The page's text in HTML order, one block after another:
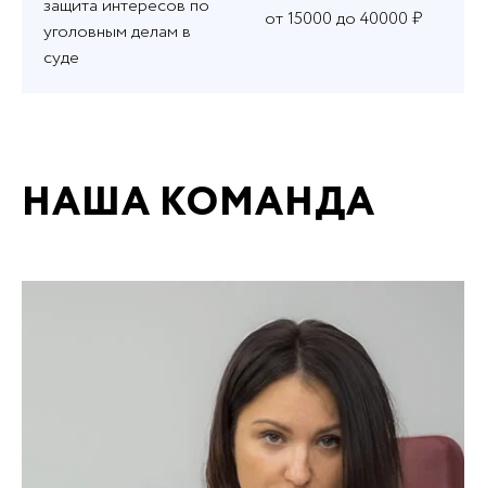
защита интересов по
уголовным делам в
суде
от 15000 до 40000 ₽
НАША КОМАНДА